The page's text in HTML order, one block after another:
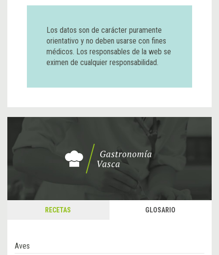
Los datos son de carácter puramente
orientativo y no deben usarse con fines
médicos. Los responsables de la web se
eximen de cualquier responsabilidad.
RECETAS GLOSARIO
Aves